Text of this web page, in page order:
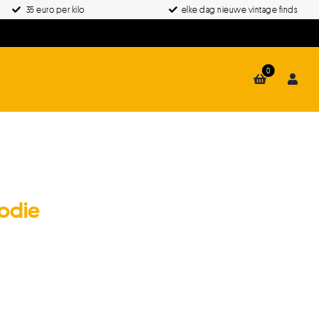
35 euro per kilo elke dag nieuwe vintage finds
0